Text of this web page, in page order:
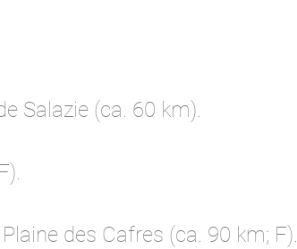
Salazie (ca. 60 km).
des Cafres (ca. 90 km; F).